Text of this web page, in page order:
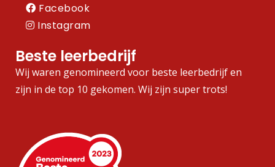
Facebook
Instagram
Beste leerbedrijf
Wij waren genomineerd voor beste leerbedrijf en
zijn in de top 10 gekomen. Wij zijn super trots!